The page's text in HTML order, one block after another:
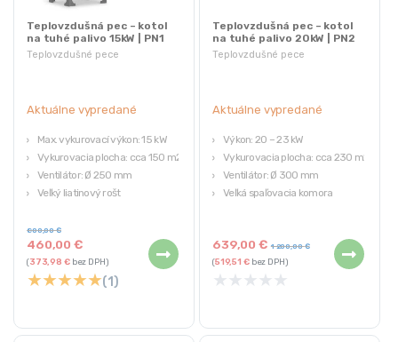
Teplovzdušné pece
Teplovzdušná pec – kotol
na tuhé palivo 15kW | PN1
Aktuálne vypredané
Max. vykurovací výkon: 15 kW
Vykurovacia plocha: cca 150 m2
Ventilátor: Ø 250 mm
Veľký liatinový rošt
Hmotnosť: 100 kg
460,00€
800,00€
(373,98 €bez DPH)
★★★★★(1)
Teplovzdušné pece
Teplovzdušná pec – kotol
na tuhé palivo 20kW | PN2
Aktuálne vypredané
Výkon: 20 – 23 kW
Vykurovacia plocha: cca 230 m2
Ventilátor: Ø 300 mm
Veľká spaľovacia komora
639,00€ 1 200,00€
(519,51 €bez DPH)
★ ★ ★ ★ ★